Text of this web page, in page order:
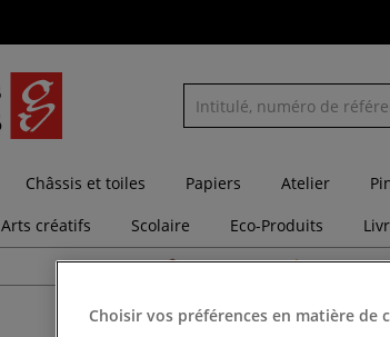
Châssis et toiles Papiers Atelier
Arts créatifs Scolaire Eco-Produits
Catalogues Châssis
Choisir vos préférences en matière de